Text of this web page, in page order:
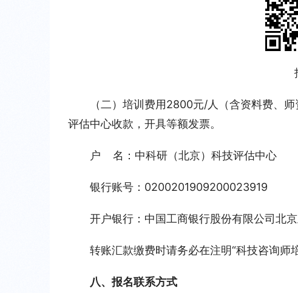
（二）培训费用2800元/人（含资料费、
评估中心收款，开具等额发票。
户    名：中科研（北京）科技评估中心
银行账号：0200201909200023919
开户银行：中国工商银行股份有限公司北
转账汇款缴费时请务必在注明“科技咨询师
八、报名联系方式